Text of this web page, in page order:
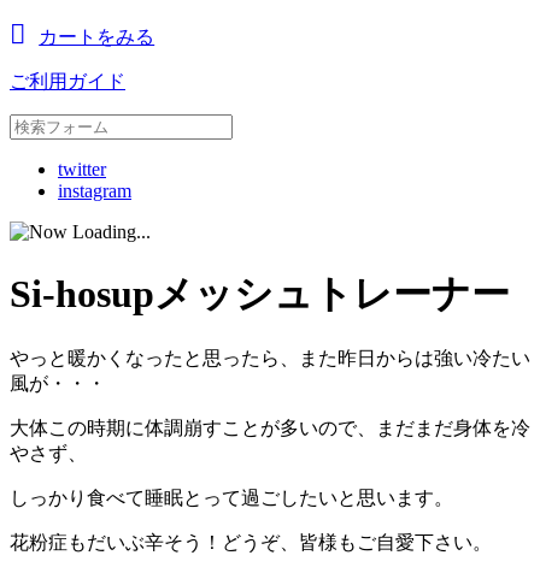
カートをみる
ご利用ガイド
twitter
instagram
Si-hosupメッシュトレーナー
やっと暖かくなったと思ったら、また昨日からは強い冷たい
風が・・・
大体この時期に体調崩すことが多いので、まだまだ身体を冷
やさず、
しっかり食べて睡眠とって過ごしたいと思います。
花粉症もだいぶ辛そう！どうぞ、皆様もご自愛下さい。